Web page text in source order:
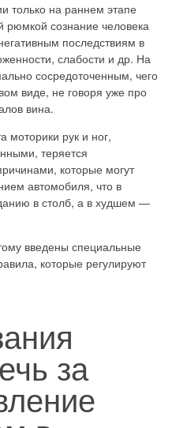
только на раннем этапе
рюмкой сознание человека
последствиям в
слабости и др. На
сосредоточенным, чего
виде, не говоря уже про
вина.
моторики рук и ног,
теряется
которые могут
автомобиля, что в
в столб, а в худшем —
введены специальные
которые регулируют
за